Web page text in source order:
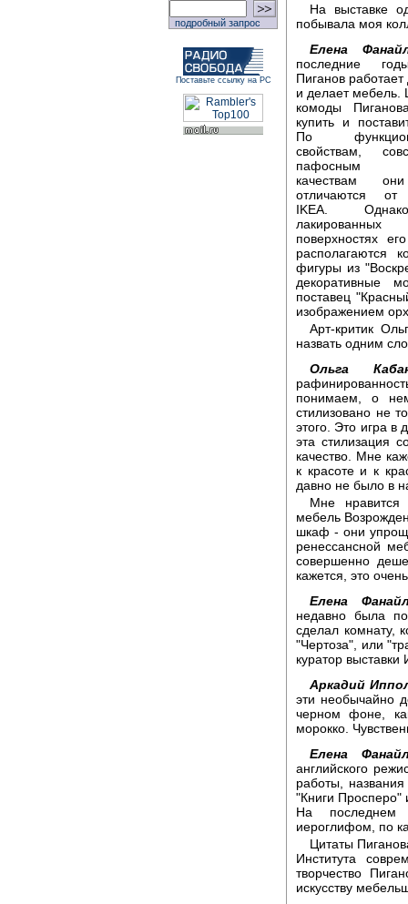
подробный запрос
Поставьте ссылку на РС
На выставке
побывала моя
Елена
последние
Пиганов работает
и делает
комоды
купить и
По
свойствам,
пафосным
качествам
отличаются от
IKEA.
лакированных
поверхностях
располагаются
фигуры из
декоративные
поставец
изображением
Арт-критик
назвать одним
Ольга
понимаем, о
стилизовано не
этого. Это игра в
эта стилизация
качество. Мне
к красоте и к
давно не было в
Мне нравится
мебель
шкаф - они
ренессансной
совершенно
кажется, это
Елена
недавно была
сделал комнату,
"Чертоза", или
куратор
Аркадий
эти необычайно
черном фоне,
морокко.
Елена
английского
работы,
"Книги Просперо"
На последнем
иероглифом, по
Цитаты
Института
творчество
искусству